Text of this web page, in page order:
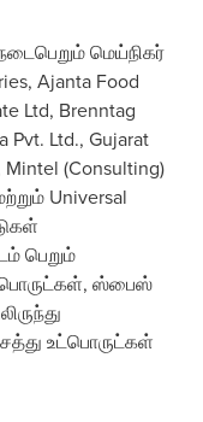
மெய்நிகர்
Ajanta Food
Ltd, Brenntag
Pvt. Ltd., Gujarat
Mintel (Consulting)
Universal
பெறும்
ஸ்பைஸ்
உட்பொருட்கள்